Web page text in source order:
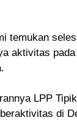
temukan
aktivitas
LPP
di